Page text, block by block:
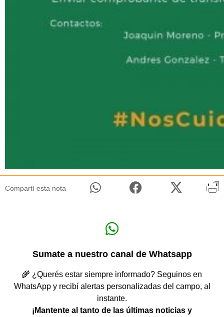
Compartí esta nota
Sumate a nuestro canal de Whatsapp
🌾 ¿Querés estar siempre informado? Seguinos en
WhatsApp y recibí alertas personalizadas del campo, al
instante.
¡Mantente al tanto de las últimas noticias y